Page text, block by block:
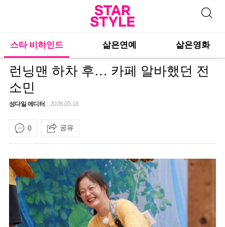
스타 비하인드 삶은연예 삶은영화
런닝맨 하차 후… 카페 알바했던 전
소민
성다일 에디터 2026.05.18
0 공유